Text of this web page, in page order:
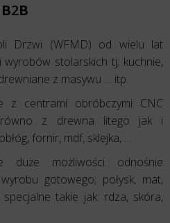
B2B
Drzwi (WFMD) od wielu lat
stolarskich tj; kuchnie,
z masywu … itp.
z centrami obróbczymi CNC
z drewna litego jak i
fornir, mdf, sklejka, …
duże możliwości odnośnie
gotowego; połysk, mat,
takie jak: rdza, skóra,